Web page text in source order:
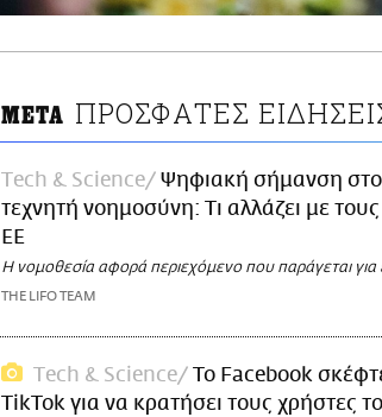
META ΠΡΟΣΦΑΤΕΣ
Τech & Science
Ψηφιακή σήμανση στο
τεχνητή νοημοσύνη: Τι αλλάζει με
ΕΕ
Η νομοθεσία αφορά περιεχόμενο που παράγεται
THE LIFO TEAM
Τech & Science
Το Facebook
TikTok για να κρατήσει τους χρήστες